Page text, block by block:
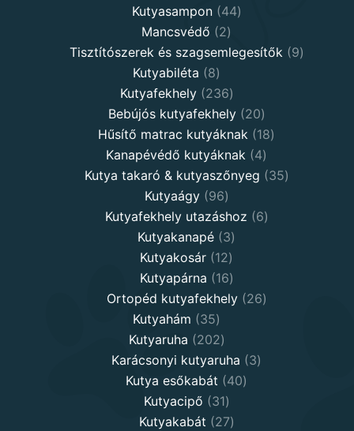
products
Kutyasampon 4444
Mancsvédő 22
products
Tisztítószerek és szagsemlegesítők 99
Kutyabiléta 88
products
Kutyafekhely 236236
products
Bebújós kutyafekhely 2020
products
Hűsítő matrac kutyáknak 1818
Kanapévédő kutyáknak 44
products
Kutya takaró & kutyaszőnyeg 3535
Kutyaágy 9696
products
Kutyafekhely utazáshoz 66
Kutyakanapé 33
products
Kutyakosár 1212
products
Kutyapárna 1616
products
Ortopéd kutyafekhely 2626
Kutyahám 3535
products
Kutyaruha 202202
products
Karácsonyi kutyaruha 33
Kutya esőkabát 4040
Kutyacipő 3131
products
Kutyakabát 2727